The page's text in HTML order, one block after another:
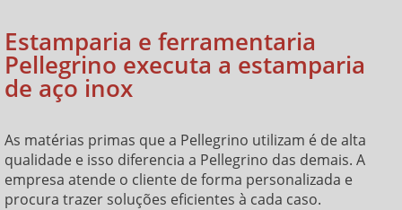
Estamparia e ferramentaria
Pellegrino executa a estamparia
de aço inox
As matérias primas que a Pellegrino utilizam é de alta
qualidade e isso diferencia a Pellegrino das demais. A
empresa atende o cliente de forma personalizada e
procura trazer soluções eficientes à cada caso.